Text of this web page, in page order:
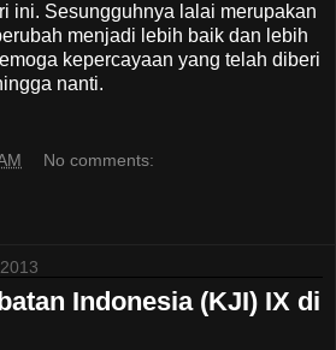
ini. Sesungguhnya lalai merupakan
menjadi lebih baik dan lebih
kepercayaan yang telah diberi
nanti.
No comments:
Indonesia (KJI) IX di